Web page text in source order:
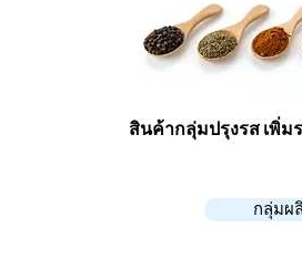
สินค้ากลุ่มปรุงรส เพิ่ม
กลุ่มผ